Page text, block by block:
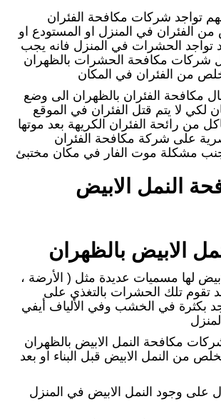
تواجد شركات مكافحة الفئران
من الفئران في المنزل او المستودع او
تواجد الحشرات في المنزل فانه يجب
شركات مكافحة الحشرات بالظهران
من الفئران في المكان
مكافحة الفئران بالظهران الى وضع
لكي لا يتم قتل الفئران في الموقع
من رائحة الفئران الكريهة بعد موتها
على شركة مكافحة الفئران
مشكلة موت الفار في مكان مختبئ
النمل الابيض
الابيض بالظهران
لها مسميات عديدة مثل ( الأرضة ،
تقوم تلك الحشرات بالتغذي على
بكثرة في الخشب وفي الألياف أيفي
مكافحة النمل الابيض بالظهران
من النمل الابيض قبل البناء او بعد
على وجود النمل الابيض في المنزل